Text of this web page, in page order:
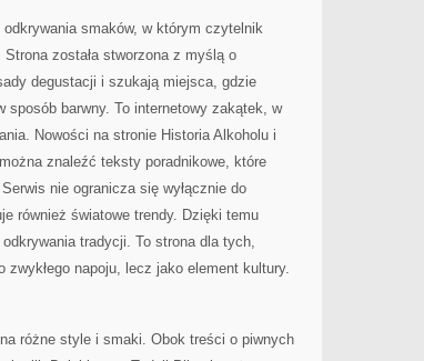
smaków, w którym czytelnik
została stworzona z myślą o
degustacji i szukają miejsca, gdzie
barwny. To internetowy zakątek, w
Nowości na stronie Historia Alkoholu i
znaleźć teksty poradnikowe, które
nie ogranicza się wyłącznie do
również światowe trendy. Dzięki temu
tradycji. To strona dla tych,
napoju, lecz jako element kultury.
różne style i smaki. Obok treści o piwnych